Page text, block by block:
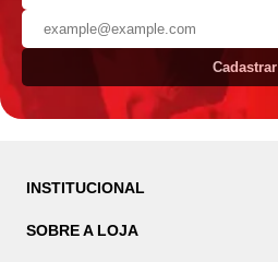
Cadastrar
INSTITUCIONAL
SOBRE A LOJA